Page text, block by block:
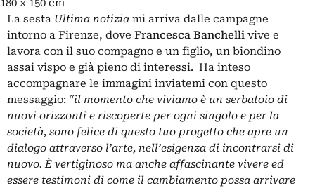
180 x 150 cm
La sesta Ultima notizia mi arriva dalle campagne
intorno a Firenze, dove Francesca Banchelli vive e
lavora con il suo compagno e un figlio, un biondino
assai vispo e già pieno di interessi. Ha inteso
accompagnare le immagini inviatemi con questo
messaggio: “il momento che viviamo è un serbatoio di
nuovi orizzonti e riscoperte per ogni singolo e per la
società, sono felice di questo tuo progetto che apre un
dialogo attraverso l’arte, nell’esigenza di incontrarsi di
nuovo. È vertiginoso ma anche affascinante vivere ed
essere testimoni di come il cambiamento possa arrivare